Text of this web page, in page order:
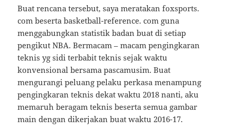
Buat rencana tersebut, saya meratakan foxsports.
com beserta basketball-reference. com guna
menggabungkan statistik badan buat di setiap
pengikut NBA. Bermacam – macam pengingkaran
teknis yg sidi terbabit teknis sejak waktu
konvensional bersama pascamusim. Buat
mengurangi peluang pelaku perkasa menampung
pengingkaran teknis dekat waktu 2018 nanti, aku
memaruh beragam teknis beserta semua gambar
main dengan dikerjakan buat waktu 2016-17.